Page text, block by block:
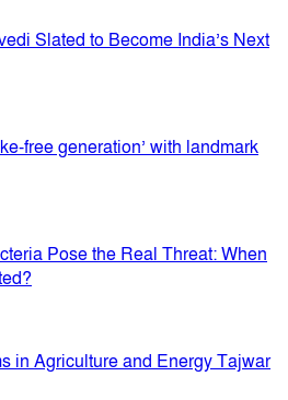
Slated to Become India’s Next
free generation’ with landmark
Pose the Real Threat: When
in Agriculture and Energy Tajwar